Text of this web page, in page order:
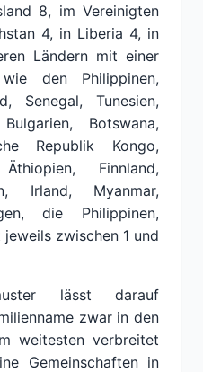
8, im Vereinigten
4, in Liberia 4, in
Ländern mit einer
den Philippinen,
Senegal, Tunesien,
Botswana,
Republik Kongo,
Finnland,
Irland, Myanmar,
die Philippinen,
zwischen 1 und
lässt darauf
zwar in den
weitesten verbreitet
Gemeinschaften in